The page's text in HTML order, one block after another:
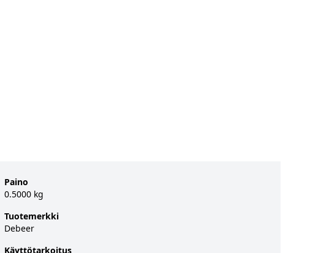
Paino
0.5000 kg
Tuotemerkki
Debeer
Käyttötarkoitus